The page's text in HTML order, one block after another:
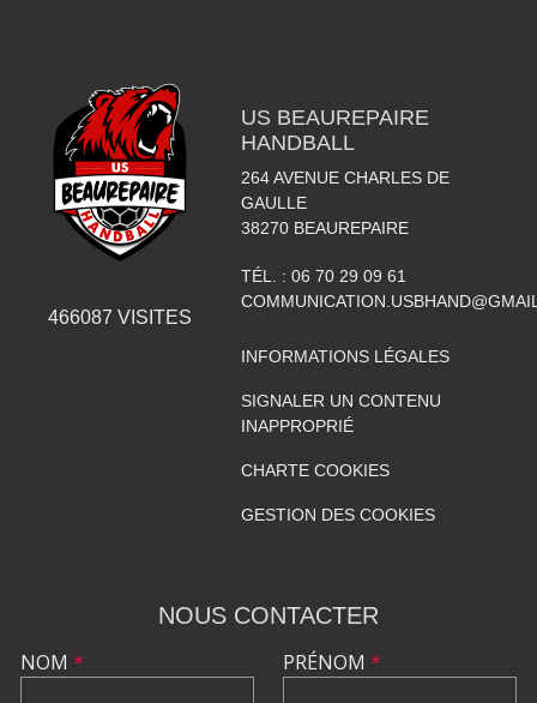
466087 VISITES
US BEAUREPAIRE
HANDBALL
264 AVENUE CHARLES DE
GAULLE
38270 BEAUREPAIRE
TÉL. : 06 70 29 09 61
INFORMATIONS LÉGALES
SIGNALER UN CONTENU
INAPPROPRIÉ
CHARTE COOKIES
GESTION DES COOKIES
NOUS CONTACTER
NOM * PRÉNOM *